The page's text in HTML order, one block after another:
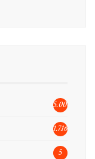
5.006
1.716
5